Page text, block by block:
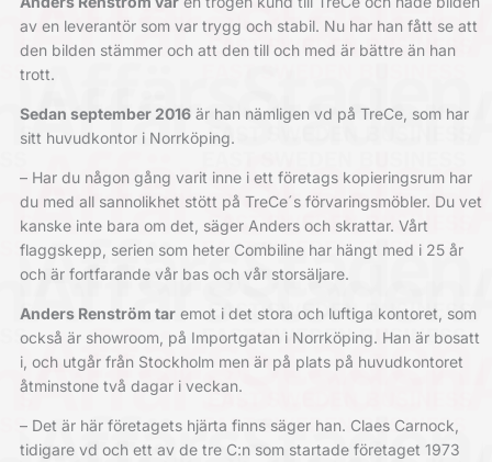
av en leverantör som var trygg och stabil. Nu har han fått se att
den bilden stämmer och att den till och med är bättre än han
trott.
Sedan september 2016är han nämligen vd på TreCe, som har
sitt huvudkontor i Norrköping.
– Har du någon gång varit inne i ett företags kopieringsrum har
du med all sannolikhet stött på TreCe´s förvaringsmöbler. Du vet
kanske inte bara om det, säger Anders och skrattar. Vårt
flaggskepp, serien som heter Combiline har hängt med i 25 år
och är fortfarande vår bas och vår storsäljare.
Anders Renström taremot i det stora och luftiga kontoret, som
också är showroom, på Importgatan i Norrköping. Han är bosatt
i, och utgår från Stockholm men är på plats på huvudkontoret
åtminstone två dagar i veckan.
– Det är här företagets hjärta finns säger han. Claes Carnock,
tidigare vd och ett av de tre C:n som startade företaget 1973